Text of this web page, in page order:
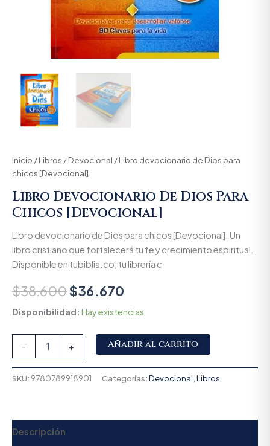
Inicio /Libros /Devocional / Libro devocionario de Dios para
chicos [Devocional]
Libro Devocionario De Dios Para
Chicos [Devocional]
Libro devocionario de Dios para chicos [Devocional]. Un
libro cristiano que fortalecerá tu fe y crecimiento espiritual.
Disponible en tubiblia.co, tu librería c
$38.600$36.670
Disponibilidad: Hay existencias
- + Añadir al carrito
SKU: 9780789918901 Categorías:Devocional Libros
Descripción